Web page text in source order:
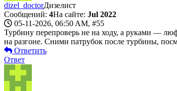
dizel_doctorДизелист
Сообщений: 4На сайте: Jul 2022
05-11-2026, 06:50 AM, #55
Турбину перепроверь не на ходу, а руками —
на разгоне. Сними патрубок после турбины,
Ответить
Ответ